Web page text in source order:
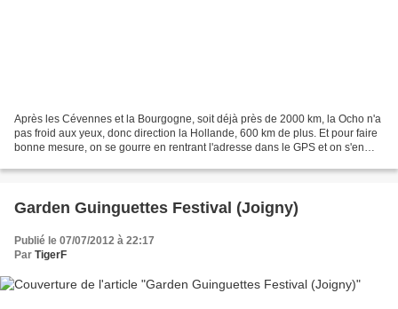
Après les Cévennes et la Bourgogne, soit déjà près de 2000 km, la Ocho n'a
pas froid aux yeux, donc direction la Hollande, 600 km de plus. Et pour faire
bonne mesure, on se gourre en rentrant l'adresse dans le GPS et on s'en
Garden Guinguettes Festival (Joigny)
Publié le 07/07/2012 à 22:17
Par TigerF